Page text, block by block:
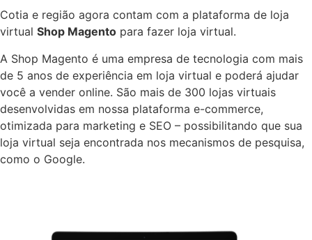
Cotia e região agora contam com a plataforma de loja
virtual Shop Magento para fazer loja virtual.
A Shop Magento é uma empresa de tecnologia com mais
de 5 anos de experiência em loja virtual e poderá ajudar
você a vender online. São mais de 300 lojas virtuais
desenvolvidas em nossa plataforma e-commerce,
otimizada para marketing e SEO – possibilitando que sua
loja virtual seja encontrada nos mecanismos de pesquisa,
como o Google.